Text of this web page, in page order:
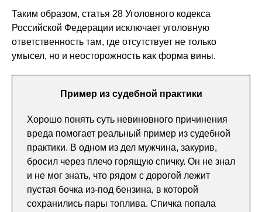
Таким образом, статья 28 Уголовного кодекса
Российской Федерации исключает уголовную
ответственность там, где отсутствует не только
умысел, но и неосторожность как форма вины.
Пример из судебной практики
Хорошо понять суть невиновного причинения
вреда помогает реальный пример из судебной
практики. В одном из дел мужчина, закурив,
бросил через плечо горящую спичку. Он не знал
и не мог знать, что рядом с дорогой лежит
пустая бочка из-под бензина, в которой
сохранились пары топлива. Спичка попала